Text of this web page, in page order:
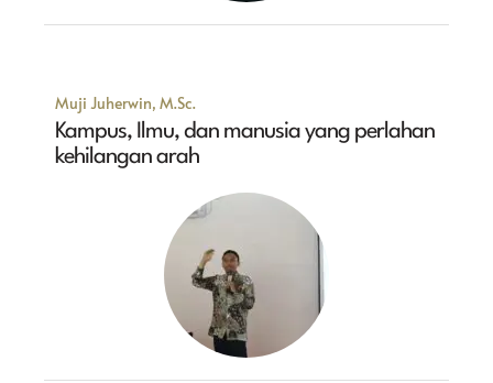
Muji Juherwin, M.Sc.
Kampus, Ilmu, dan manusia yang perlahan
kehilangan arah